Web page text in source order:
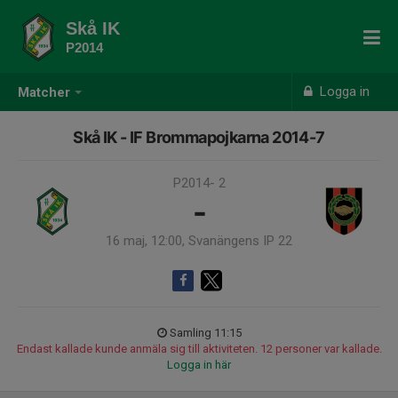
Matcher Logga in
Skå IK
P2014
Skå IK - IF Brommapojkarna 2014-7
P2014- 2
-
16 maj, 12:00, Svanängens IP 22
Samling 11:15
Endast kallade kunde anmäla sig till aktiviteten. 12 personer var kallade.
Logga in här